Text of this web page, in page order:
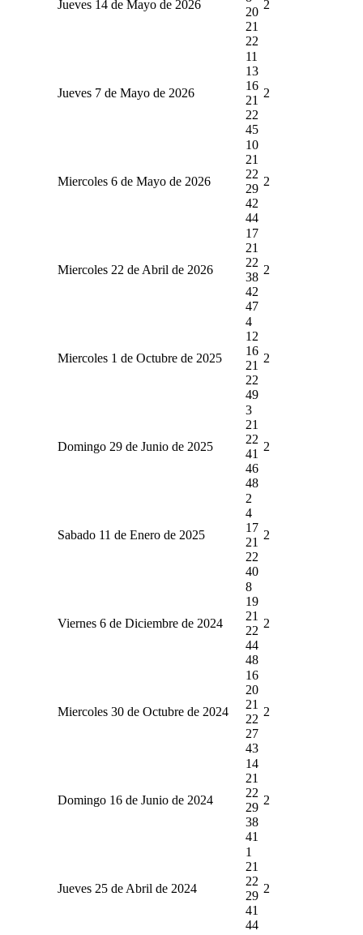
Jueves 14 de Mayo de 2026
20
21
22
2
Jueves 7 de Mayo de 2026
11
13
16
21
22
45
2
Miercoles 6 de Mayo de 2026
10
21
22
29
42
44
2
Miercoles 22 de Abril de 2026
17
21
22
38
42
47
2
Miercoles 1 de Octubre de 2025
4
12
16
21
22
49
2
Domingo 29 de Junio de 2025
3
21
22
41
46
48
2
Sabado 11 de Enero de 2025
2
4
17
21
22
40
2
Viernes 6 de Diciembre de 2024
8
19
21
22
44
48
2
Miercoles 30 de Octubre de 2024
16
20
21
22
27
43
2
Domingo 16 de Junio de 2024
14
21
22
29
38
41
2
Jueves 25 de Abril de 2024
1
21
22
29
41
44
2